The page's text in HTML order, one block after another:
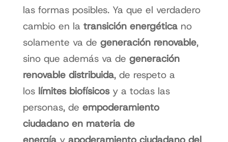
las formas posibles. Ya que el verdadero
cambio en la transición energéticano
solamente va de generación renovable,
sino que además va de generación
renovable distribuida, de respeto a
los límites biofísicosy a todas las
personas, de empoderamiento
ciudadano en materia de